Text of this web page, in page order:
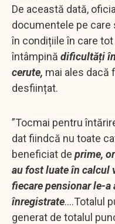
De această dată,
documentele pe care
în condițiile în care
întâmpină dificultăți
cerute, mai ales dacă
desființat.
”Tocmai pentru
dat fiindcă nu toate
beneficiat de prime,
au fost luate în calcul
fiecare pensionar le-
înregistrate....Totalul
generat de totalul